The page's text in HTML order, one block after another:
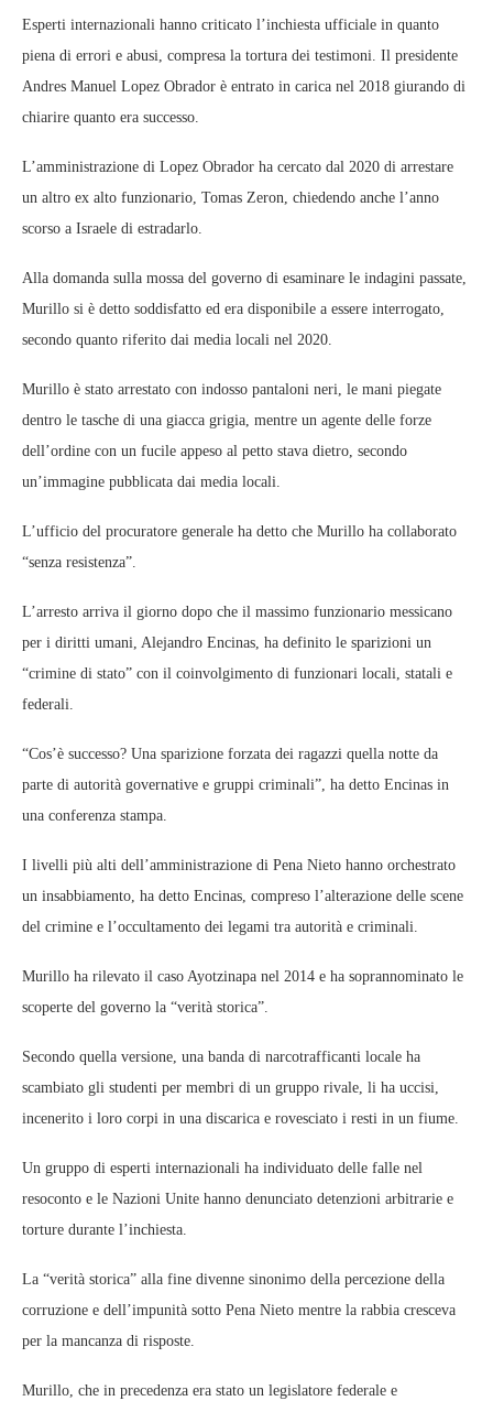
Esperti internazionali hanno criticato l’inchiesta ufficiale in quanto
piena di errori e abusi, compresa la tortura dei testimoni. Il presidente
Andres Manuel Lopez Obrador è entrato in carica nel 2018 giurando di
chiarire quanto era successo.
L’amministrazione di Lopez Obrador ha cercato dal 2020 di arrestare
un altro ex alto funzionario, Tomas Zeron, chiedendo anche l’anno
scorso a Israele di estradarlo.
Alla domanda sulla mossa del governo di esaminare le indagini passate,
Murillo si è detto soddisfatto ed era disponibile a essere interrogato,
secondo quanto riferito dai media locali nel 2020.
Murillo è stato arrestato con indosso pantaloni neri, le mani piegate
dentro le tasche di una giacca grigia, mentre un agente delle forze
dell’ordine con un fucile appeso al petto stava dietro, secondo
un’immagine pubblicata dai media locali.
L’ufficio del procuratore generale ha detto che Murillo ha collaborato
“senza resistenza”.
L’arresto arriva il giorno dopo che il massimo funzionario messicano
per i diritti umani, Alejandro Encinas, ha definito le sparizioni un
“crimine di stato” con il coinvolgimento di funzionari locali, statali e
federali.
“Cos’è successo? Una sparizione forzata dei ragazzi quella notte da
parte di autorità governative e gruppi criminali”, ha detto Encinas in
una conferenza stampa.
I livelli più alti dell’amministrazione di Pena Nieto hanno orchestrato
un insabbiamento, ha detto Encinas, compreso l’alterazione delle scene
del crimine e l’occultamento dei legami tra autorità e criminali.
Murillo ha rilevato il caso Ayotzinapa nel 2014 e ha soprannominato le
scoperte del governo la “verità storica”.
Secondo quella versione, una banda di narcotrafficanti locale ha
scambiato gli studenti per membri di un gruppo rivale, li ha uccisi,
incenerito i loro corpi in una discarica e rovesciato i resti in un fiume.
Un gruppo di esperti internazionali ha individuato delle falle nel
resoconto e le Nazioni Unite hanno denunciato detenzioni arbitrarie e
torture durante l’inchiesta.
La “verità storica” ​​alla fine divenne sinonimo della percezione della
corruzione e dell’impunità sotto Pena Nieto mentre la rabbia cresceva
per la mancanza di risposte.
Murillo, che in precedenza era stato un legislatore federale e